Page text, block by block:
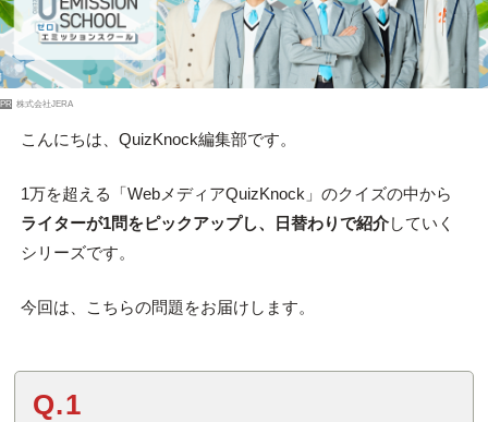
PR 株式会社JERA
こんにちは、QuizKnock編集部です。
1万を超える「WebメディアQuizKnock」のクイズの中から
ライターが1問をピックアップし、日替わりで紹介していく
シリーズです。
今回は、こちらの問題をお届けします。
Q.1